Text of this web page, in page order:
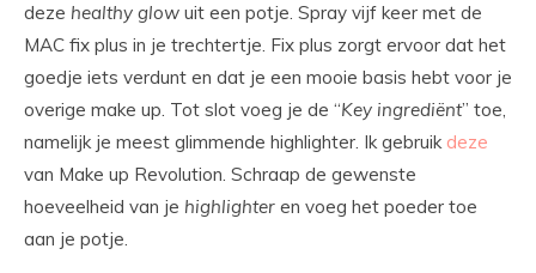
deze healthy glow uit een potje. Spray vijf keer met de
MAC fix plus in je trechtertje. Fix plus zorgt ervoor dat het
goedje iets verdunt en dat je een mooie basis hebt voor je
overige make up. Tot slot voeg je de “Key ingrediënt” toe,
namelijk je meest glimmende highlighter. Ik gebruik deze
van Make up Revolution. Schraap de gewenste
hoeveelheid van je highlighter en voeg het poeder toe
aan je potje.